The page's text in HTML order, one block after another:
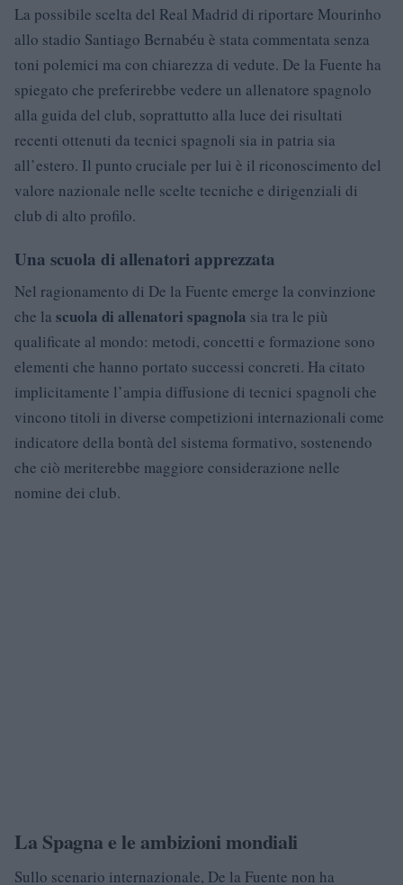
La possibile scelta del Real Madrid di riportare Mourinho
allo stadio Santiago Bernabéu è stata commentata senza
toni polemici ma con chiarezza di vedute. De la Fuente ha
spiegato che preferirebbe vedere un allenatore spagnolo
alla guida del club, soprattutto alla luce dei risultati
recenti ottenuti da tecnici spagnoli sia in patria sia
all’estero. Il punto cruciale per lui è il riconoscimento del
valore nazionale nelle scelte tecniche e dirigenziali di
club di alto profilo.
Una scuola di allenatori apprezzata
Nel ragionamento di De la Fuente emerge la convinzione
che la scuola di allenatori spagnola sia tra le più
qualificate al mondo: metodi, concetti e formazione sono
elementi che hanno portato successi concreti. Ha citato
implicitamente l’ampia diffusione di tecnici spagnoli che
vincono titoli in diverse competizioni internazionali come
indicatore della bontà del sistema formativo, sostenendo
che ciò meriterebbe maggiore considerazione nelle
nomine dei club.
La Spagna e le ambizioni mondiali
Sullo scenario internazionale, De la Fuente non ha